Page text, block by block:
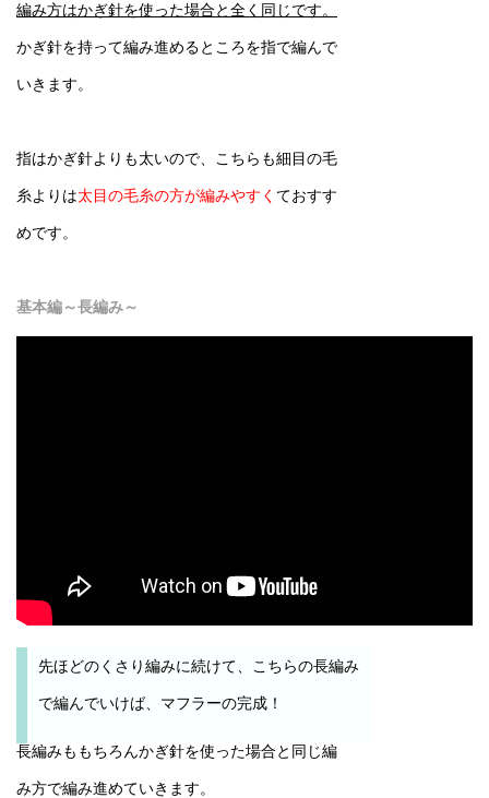
編み方はかぎ針を使った場合と全く同じです。
かぎ針を持って編み進めるところを指で編んで
いきます。
指はかぎ針よりも太いので、こちらも細目の毛
糸よりは太目の毛糸の方が編みやすく ておすす
めです。
基本編～長編み～
先ほどのくさり編みに続けて、こちらの長編み
で編んでいけば、マフラーの完成！
長編みももちろんかぎ針を使った場合と同じ編
み方で編み進めていきます。